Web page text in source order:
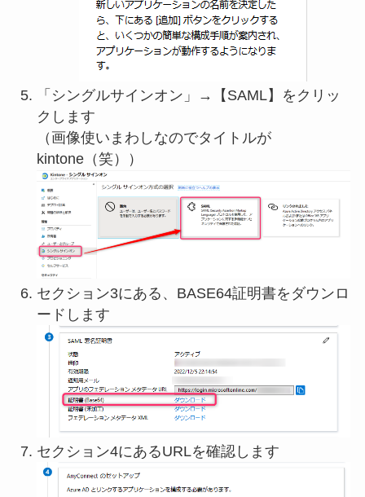
「シングルサインオン」→【SAML】をクリッ
クします
（画像使いまわしなのでタイトルが
kintone（笑））
セクション3にある、BASE64証明書をダウンロ
ードします
セクション4にあるURLを確認します